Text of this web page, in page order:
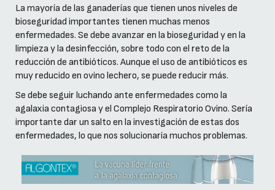
La mayoría de las ganaderías que tienen unos niveles de
bioseguridad importantes tienen muchas menos
enfermedades. Se debe avanzar en la bioseguridad y en la
limpieza y la desinfección, sobre todo con el reto de la
reducción de antibióticos. Aunque el uso de antibióticos es
muy reducido en ovino lechero, se puede reducir más.
Se debe seguir luchando ante enfermedades como la
agalaxia contagiosa y el Complejo Respiratorio Ovino. Sería
importante dar un salto en la investigación de estas dos
enfermedades, lo que nos solucionaría muchos problemas.